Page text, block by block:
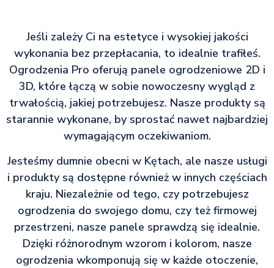
Jeśli zależy Ci na estetyce i wysokiej jakości
wykonania bez przepłacania, to idealnie trafiłeś.
Ogrodzenia Pro oferują panele ogrodzeniowe 2D i
3D, które łączą w sobie nowoczesny wygląd z
trwałością, jakiej potrzebujesz. Nasze produkty są
starannie wykonane, by sprostać nawet najbardziej
wymagającym oczekiwaniom.
Jesteśmy dumnie obecni w Kętach, ale nasze usługi
i produkty są dostępne również w innych częściach
kraju. Niezależnie od tego, czy potrzebujesz
ogrodzenia do swojego domu, czy też firmowej
przestrzeni, nasze panele sprawdzą się idealnie.
Dzięki różnorodnym wzorom i kolorom, nasze
ogrodzenia wkomponują się w każde otoczenie,